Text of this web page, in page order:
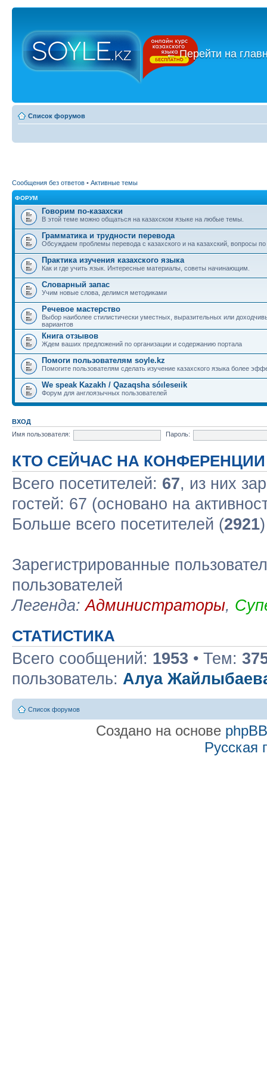
←Перейти на
Список форумов
Сообщения без ответов • Активные темы
ФОРУМ
Говорим по-казахски
В этой теме можно общаться на казахском языке на любые темы.
Грамматика и трудности перевода
Обсуждаем проблемы перевода с казахского и на казахский, вопросы
Практика изучения казахского языка
Как и где учить язык. Интересные материалы, советы начинающим.
Словарный запас
Учим новые слова, делимся методиками
Речевое мастерство
Выбор наиболее стилистически уместных, выразительных или
вариантов
Книга отзывов
Ждем ваших предложений по организации и содержанию портала
Помоги пользователям soyle.kz
Помогите пользователям сделать изучение казахского языка более
We speak Kazakh / Qazaqsha sóıleseıik
Форум для англоязычных пользователей
ВХОД
Имя пользователя:
Пароль:
КТО СЕЙЧАС НА КОНФЕРЕНЦИИ
Всего посетителей: 67, из них
гостей: 67 (основано на
Больше всего посетителей (2921
Зарегистрированные
пользователей
Легенда:Администраторы,
СТАТИСТИКА
Всего сообщений: 1953 • Тем:
пользователь: Алуа
Список форумов
Создано на основе phpBB
Русская